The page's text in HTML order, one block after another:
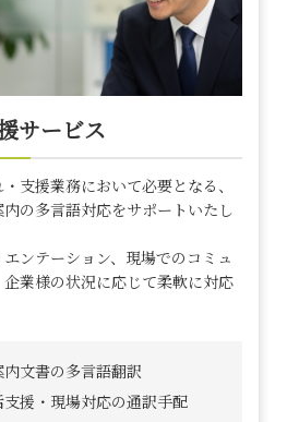
サービス
支援業務において必要となる、
の多言語対応をサポートいたし
ンテーション、現場でのコミュ
業様の状況に応じて柔軟に対応
文書の多言語翻訳
援・現場対応の通訳手配